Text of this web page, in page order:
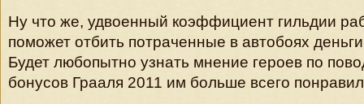
Ну что же, удвоенный коэффициент гильдии
поможет отбить потраченные в автобоях
Будет любопытно узнать мнение героев по
бонусов Грааля 2011 им больше всего